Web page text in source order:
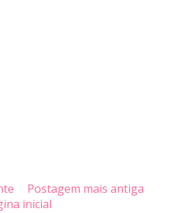
Postagem mais antiga
inicial